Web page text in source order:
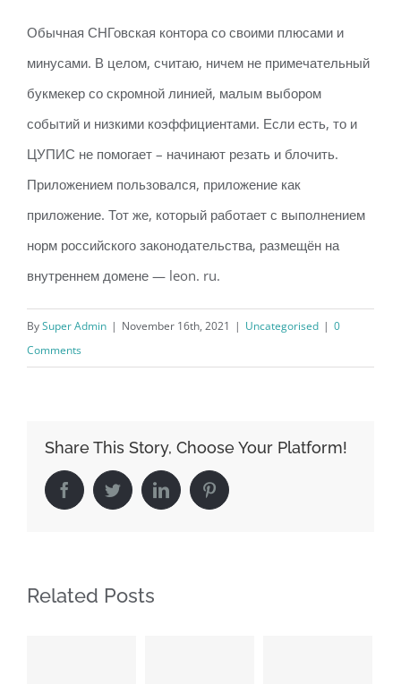
Обычная СНГовская контора со своими плюсами и
минусами. В целом, считаю, ничем не примечательный
букмекер со скромной линией, малым выбором
событий и низкими коэффициентами. Если есть, то и
ЦУПИС не помогает – начинают резать и блочить.
Приложением пользовался, приложение как
приложение. Тот же, который работает с выполнением
норм российского законодательства, размещён на
внутреннем домене — leon. ru.
BySuper Admin | November 16th, 2021 | Uncategorised | 0
Comments
Share This Story, Choose Your Platform!
FacebookTwitterLinkedIn Pinterest
Related Posts